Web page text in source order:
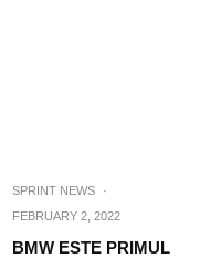
SPRINT NEWS
·
FEBRUARY 2, 2022
BMW ESTE PRIMUL